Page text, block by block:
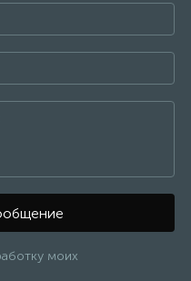
моих